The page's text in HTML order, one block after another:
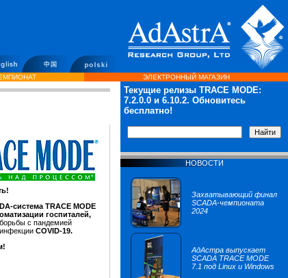
ЭЛЕКТРОННЫЙ МАГАЗИН
система TRACE MODE
госпиталей,
с пандемией
COVID-19.
Текущие релизы TRACE MODE:
7.2.0.0 и 6.10.2. Обновитесь
бесплатно!
НОВОСТИ
Захватывающий финал
SCADA-чемпионата
2024
АдАстра выпускает
SCADA TRACE MODE
7.1 под Linux и Windows